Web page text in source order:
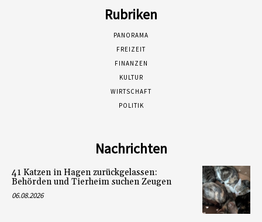
Rubriken
PANORAMA
FREIZEIT
FINANZEN
KULTUR
WIRTSCHAFT
POLITIK
Nachrichten
41 Katzen in Hagen zurückgelassen:
Behörden und Tierheim suchen Zeugen
06.08.2026